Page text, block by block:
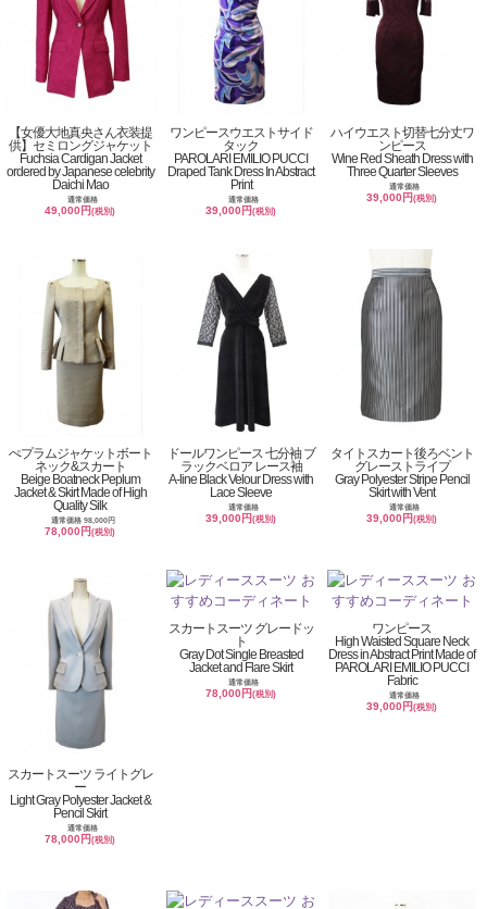
【女優大地真央さん衣装提
供】セミロングジャケット
Fuchsia Cardigan Jacket
ordered by Japanese celebrity
Daichi Mao
通常価格
49,000円(税別)
ワンピースウエストサイド
タック
PAROLARI EMILIO PUCCI
Draped Tank Dress In Abstract
Print
通常価格
39,000円(税別)
ハイウエスト切替七分丈ワ
ンピース
Wine Red Sheath Dress with
Three Quarter Sleeves
通常価格
39,000円(税別)
ぺプラムジャケットボート
ネック&スカート
Beige Boatneck Peplum
Jacket & Skirt Made of High
Quality Silk
通常価格 98,000円
78,000円(税別)
ドールワンピース 七分袖 ブ
ラックベロア レース袖
A-line Black Velour Dress with
Lace Sleeve
通常価格
39,000円(税別)
タイトスカート後ろベント
グレーストライプ
Gray Polyester Stripe Pencil
Skirt with Vent
通常価格
39,000円(税別)
スカートスーツ ライトグレ
ー
Light Gray Polyester Jacket &
Pencil Skirt
通常価格
78,000円(税別)
スカートスーツ グレードッ
ト
Gray Dot Single Breasted
Jacket and Flare Skirt
通常価格
78,000円(税別)
ワンピース
High Waisted Square Neck
Dress in Abstract Print Made of
PAROLARI EMILIO PUCCI
Fabric
通常価格
39,000円(税別)